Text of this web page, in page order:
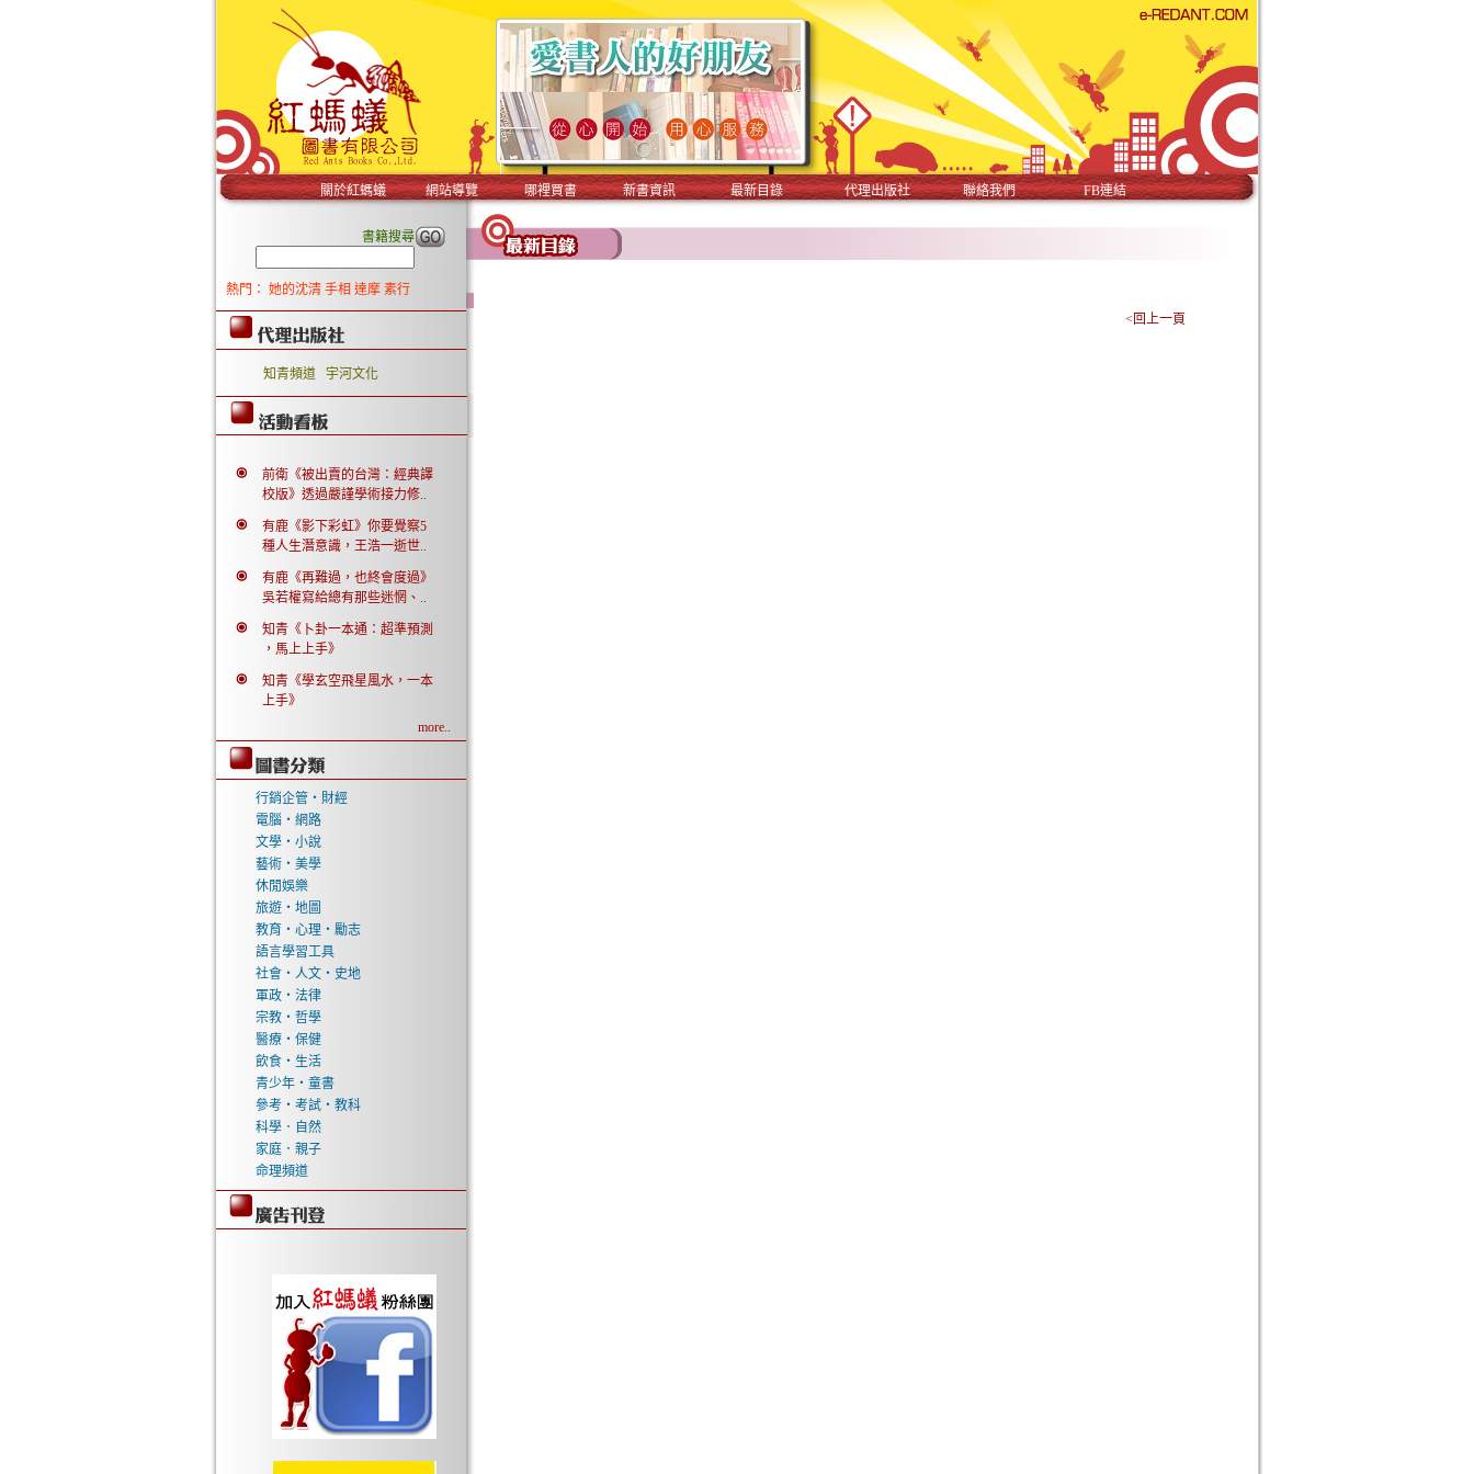
關於紅螞蟻 網站導覽 哪裡買書 新書資訊 最新目錄 代理出版社 聯絡我們 FB連結
書籍搜尋
熱門： 她的沈清 手相 達摩 素行
知青頻道 宇河文化
前衛《被出賣的台灣：經典譯
校版》透過嚴謹學術接力修..
有鹿《影下彩虹》你要覺察5
種人生潛意識，王浩一逝世..
有鹿《再難過，也終會度過》
吳若權寫給總有那些迷惘、..
知青《卜卦一本通：超準預測
，馬上上手》
知青《學玄空飛星風水，一本
上手》
more..
行銷企管‧財經
電腦‧網路
文學‧小說
藝術‧美學
休閒娛樂
旅遊‧地圖
教育‧心理‧勵志
語言學習工具
社會‧人文‧史地
軍政‧法律
宗教‧哲學
醫療‧保健
飲食‧生活
青少年‧童書
參考‧考試‧教科
科學．自然
家庭．親子
命理頻道
<回上一頁